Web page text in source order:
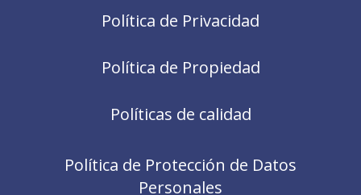
Política de Privacidad
Política de Propiedad
Políticas de calidad
Política de Protección de Datos
Personales